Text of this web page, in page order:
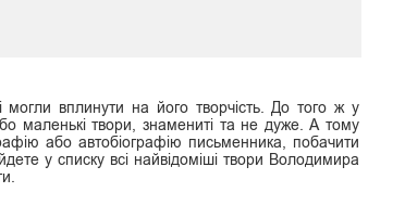
могли вплинути на його творчість. До того ж у
маленькі твори, знамениті та не дуже. А тому
або автобіографію письменника, побачити
у списку всі найвідоміші твори Володимира